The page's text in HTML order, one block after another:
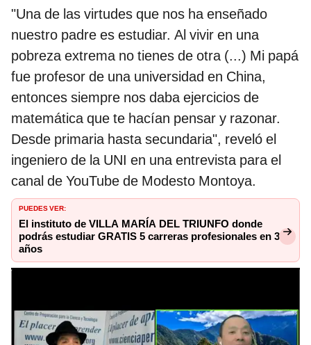
"Una de las virtudes que nos ha enseñado
nuestro padre es estudiar. Al vivir en una
pobreza extrema no tienes de otra (...) Mi papá
fue profesor de una universidad en China,
entonces siempre nos daba ejercicios de
matemática que te hacían pensar y razonar.
Desde primaria hasta secundaria", reveló el
ingeniero de la UNI en una entrevista para el
canal de YouTube de Modesto Montoya.
PUEDES VER:
El instituto de VILLA MARÍA DEL TRIUNFO donde
podrás estudiar GRATIS 5 carreras profesionales en 3
años